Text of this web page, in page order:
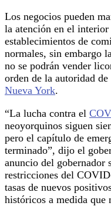
Los negocios pueden
la atención en el interior
establecimientos de
normales, sin embargo
no se podrán vender
orden de la autoridad
Nueva York.
“La lucha contra el
neoyorquinos siguen
pero el capítulo de
terminado”, dijo el
anuncio del gobernador
restricciones del
tasas de nuevos
históricos a medida que